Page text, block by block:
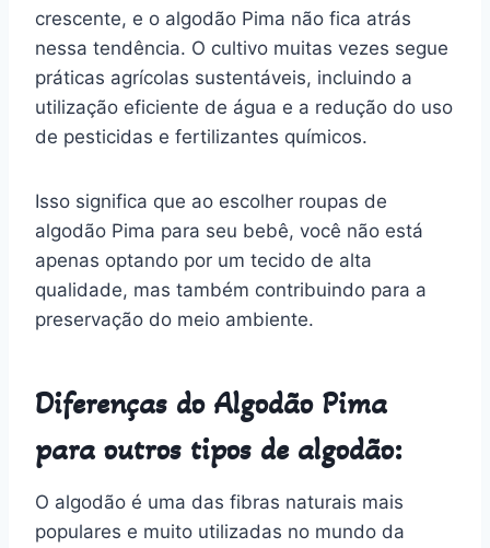
crescente, e o algodão Pima não fica atrás
nessa tendência. O cultivo muitas vezes segue
práticas agrícolas sustentáveis, incluindo a
utilização eficiente de água e a redução do uso
de pesticidas e fertilizantes químicos.
Isso significa que ao escolher roupas de
algodão Pima para seu bebê, você não está
apenas optando por um tecido de alta
qualidade, mas também contribuindo para a
preservação do meio ambiente.
Diferenças do Algodão Pima
para outros tipos de algodão:
O algodão é uma das fibras naturais mais
populares e muito utilizadas no mundo da